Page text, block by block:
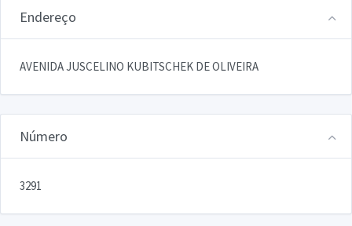
Endereço
AVENIDA JUSCELINO KUBITSCHEK DE OLIVEIRA
Número
3291